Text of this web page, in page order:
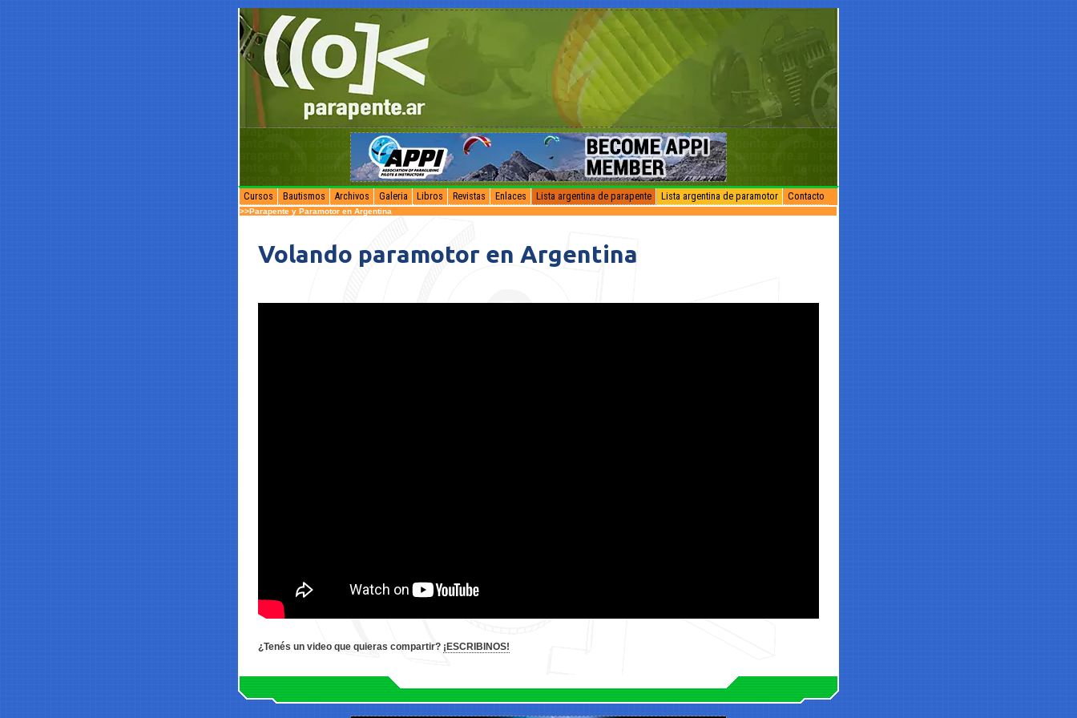
Cursos Bautismos Archivos Galeria Libros Revistas Enlaces Lista argentina de parapente Lista argentina de paramotor Contacto
>>Parapente y Paramotor en Argentina
Volando paramotor en Argentina
¿Tenés un video que quieras compartir? ¡ESCRIBINOS!